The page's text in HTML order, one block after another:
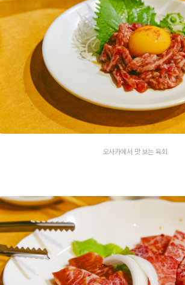
오사카에서 맛 보는 육회